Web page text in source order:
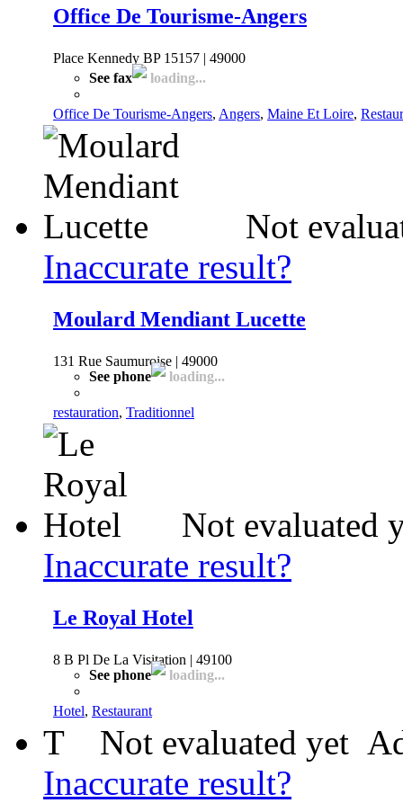
Office De Tourisme-Angers
Place Kennedy BP 15157 | 49000
See fax
loading...
Office De Tourisme-Angers, Angers, Maine Et Loire,
Not
Inaccurate result?
Moulard Mendiant Lucette
131 Rue Saumuroise | 49000
See phone
loading...
restauration, Traditionnel
Not evaluated
Inaccurate result?
Le Royal Hotel
8 B Pl De La Visitation | 49100
See phone
loading...
Hotel, Restaurant
T Not evaluated yet
Inaccurate result?